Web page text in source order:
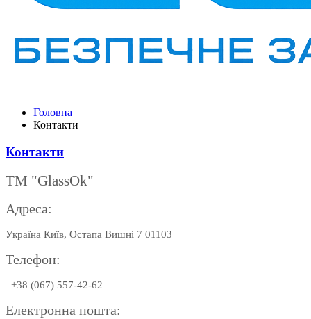
Головна
Контакти
Контакти
ТМ "GlassОk"
Адреса:
Україна Київ, Остапа Вишні 7 01103
Телефон:
+38 (067) 557-42-62
Електронна пошта: